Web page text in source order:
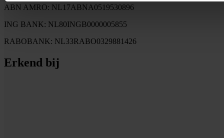
ABN AMRO: NL17ABNA0519530896
ING BANK: NL80INGB0000005855
RABOBANK: NL33RABO0329881426
Erkend bij